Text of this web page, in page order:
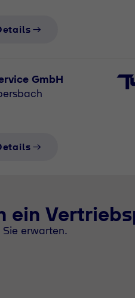
GmbH
ein
erwarten.